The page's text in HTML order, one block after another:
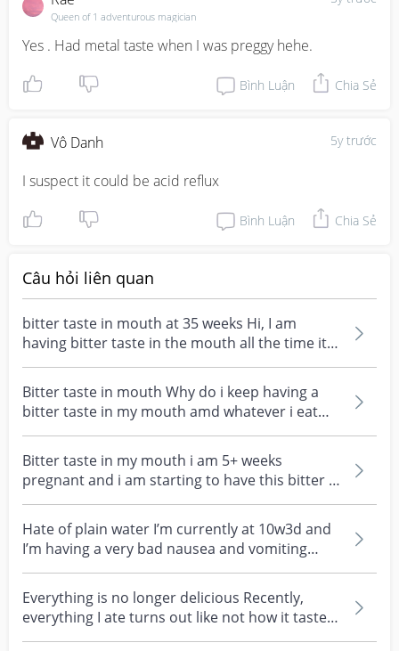
Queen of 1 adventurous magician
Yes . Had metal taste when I was preggy hehe.
Bình Luận Chia Sẻ
5y trước
Vô Danh
I suspect it could be acid reflux
Bình Luận Chia Sẻ
Câu hỏi liên quan
bitter taste in mouth at 35 weeks Hi, I am
having bitter taste in the mouth all the time its
remindi...
Bitter taste in mouth Why do i keep having a
bitter taste in my mouth amd whatever i eat
doesnt help...
Bitter taste in my mouth i am 5+ weeks
pregnant and i am starting to have this bitter in
my mouth. n...
Hate of plain water I’m currently at 10w3d and
I’m having a very bad nausea and vomiting
feeling eve...
Everything is no longer delicious Recently,
everything I ate turns out like not how it taste
as it u...